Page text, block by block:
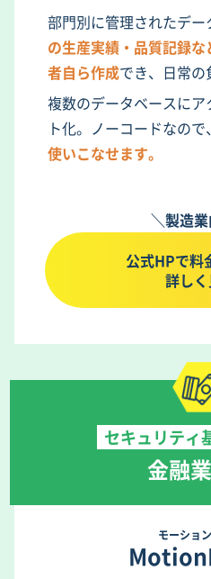
部門別に管理されたデー
の生産実績・品質記録
者自ら作成でき、日常の
複数のデータベースに
ト化。ノーコードなので、
使いこなせます。
＼製造
公式HPで料
詳し
セキュリティ
金融
モーショ